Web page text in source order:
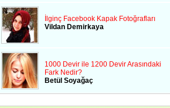
İlginç Facebook Kapak Fotoğrafları
Vildan Demirkaya
1000 Devir ile 1200 Devir Arasındaki
Fark Nedir?
Betül Soyağaç